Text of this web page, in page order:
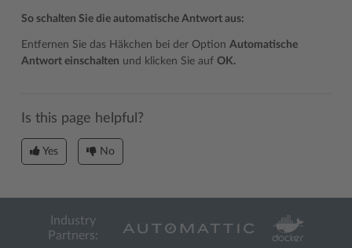
So schalten Sie die automatische Antwort aus:
Entfernen Sie das Häkchen bei der Option Automatische
Antwort einschalten und klicken Sie auf OK.
Is this page helpful?
Yes No
Industry
Partners: